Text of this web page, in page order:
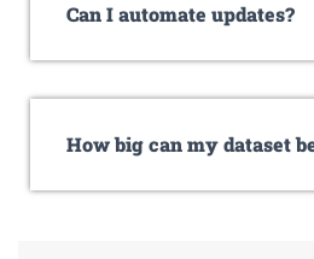
Can I automate updates?
How big can my dataset